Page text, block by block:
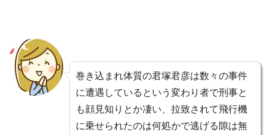
巻き込まれ体質の君塚君彦は数々の事件
に遭遇しているという変わり者で刑事と
も顔見知りとか凄い、拉致されて飛行機
に乗せられたのは何処かで逃げる隙は無